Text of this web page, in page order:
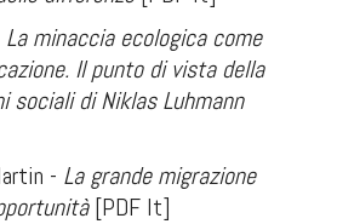
La minaccia ecologica come
Il punto di vista della
sociali di Niklas Luhmann
- La grande migrazione
[PDF It]